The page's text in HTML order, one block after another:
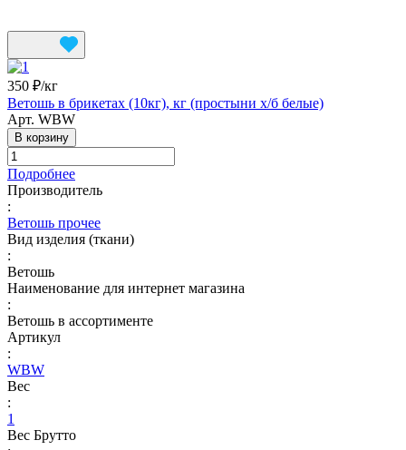
350 ₽/кг
Ветошь в брикетах (10кг), кг (простыни х/б белые)
Арт. WBW
В корзину
Подробнее
Производитель
:
Ветошь прочее
Вид изделия (ткани)
:
Ветошь
Наименование для интернет магазина
:
Ветошь в ассортименте
Артикул
:
WBW
Вес
:
1
Вес Брутто